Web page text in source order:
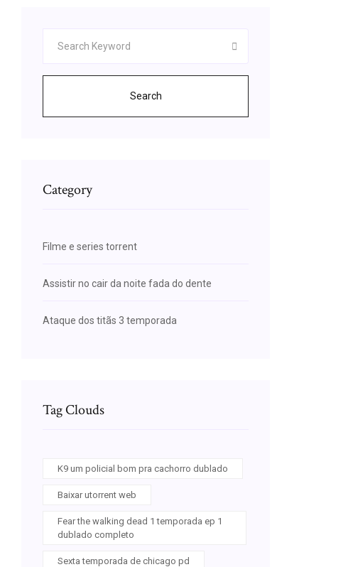
Search
Category
Filme e series torrent
Assistir no cair da noite fada do dente
Ataque dos titãs 3 temporada
Tag Clouds
K9 um policial bom pra cachorro dublado
Baixar utorrent web
Fear the walking dead 1 temporada ep 1
dublado completo
Sexta temporada de chicago pd